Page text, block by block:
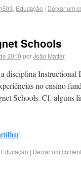
, Educação | Deixar um
Schools
2010 porJoão Mattar
disciplina Instructional
no ensino
Schools. Cf.
Educação | Deixar um